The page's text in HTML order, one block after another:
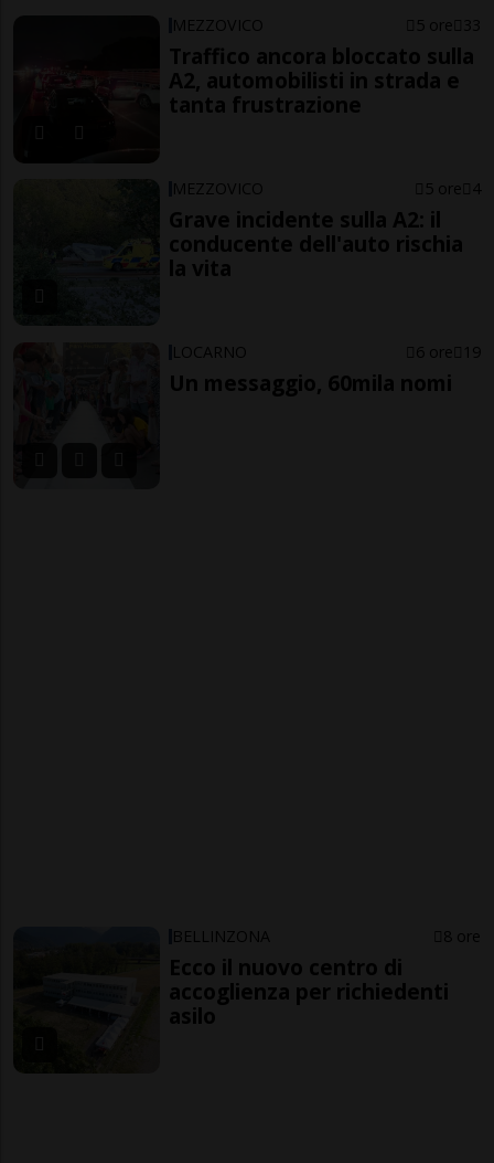
MEZZOVICO 5 ore 33
Traffico ancora bloccato sulla
A2, automobilisti in strada e
tanta frustrazione
MEZZOVICO 5 ore 4
Grave incidente sulla A2: il
conducente dell'auto rischia
la vita
LOCARNO 6 ore 19
Un messaggio, 60mila nomi
BELLINZONA 8 ore
Ecco il nuovo centro di
accoglienza per richiedenti
asilo